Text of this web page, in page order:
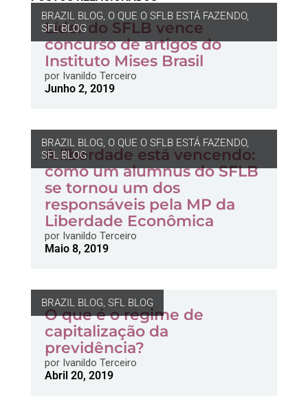
BRAZIL BLOG O QUE O SFLB ESTÁ FAZENDO,
SFL BLOG
Líder do SFLB vence
concurso de artigos do
Instituto Mises Brasil
porIvanildo Terceiro
Junho 2, 2019
BRAZIL BLOG O QUE O SFLB ESTÁ FAZENDO,
SFL BLOG
A liberdade está vencendo:
como um alumnus do SFLB
se tornou um dos
responsáveis pela MP da
Liberdade Econômica
porIvanildo Terceiro
Maio 8, 2019
BRAZIL BLOG SFL BLOG
O que é o regime de
capitalização da
previdência?
porIvanildo Terceiro
Abril 20, 2019